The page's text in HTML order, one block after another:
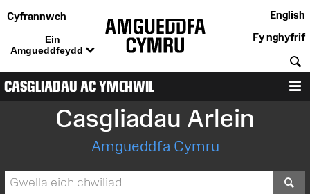
Cyfrannwch
Ein
Amgueddfeydd
English
Fy nghyfrif
CASGLIADAU AC YMCHWIL
Casgliadau Arlein
Amgueddfa Cymru